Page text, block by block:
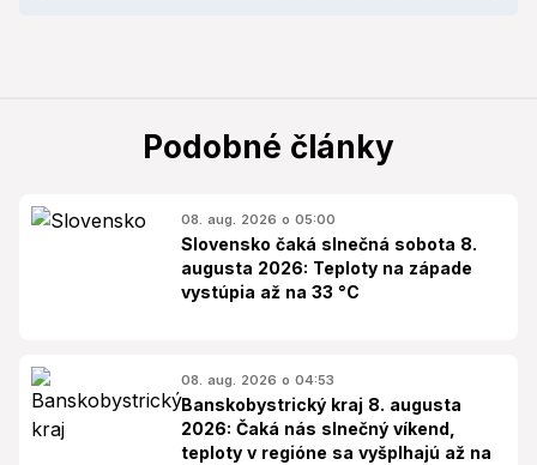
Podobné články
08. aug. 2026 o 05:00
Slovensko čaká slnečná sobota 8.
augusta 2026: Teploty na západe
vystúpia až na 33 °C
08. aug. 2026 o 04:53
Banskobystrický kraj 8. augusta
2026: Čaká nás slnečný víkend,
teploty v regióne sa vyšplhajú až na